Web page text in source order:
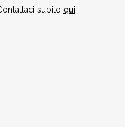
subito qui